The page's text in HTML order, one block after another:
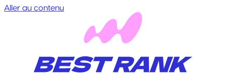
Aller au contenu